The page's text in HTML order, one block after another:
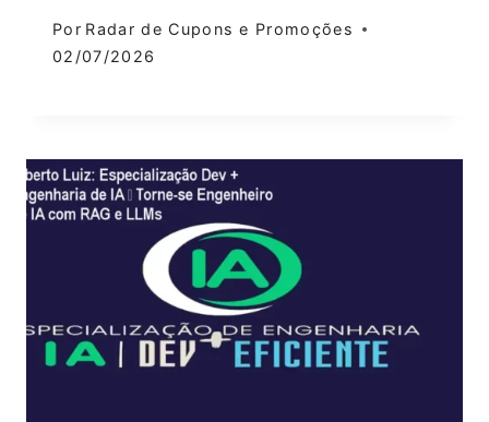
Por Radar de Cupons e Promoções
02/07/2026